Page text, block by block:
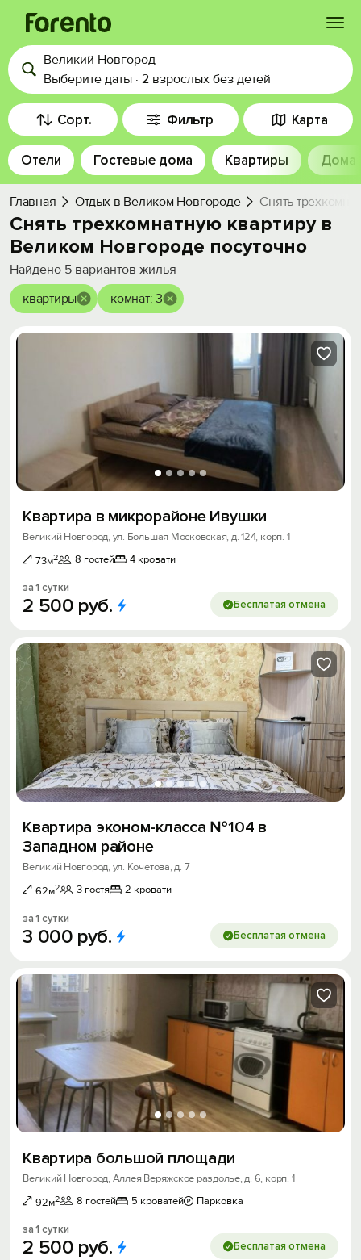
Войти
Избранное
История просмотра
Добавить свой объект
Великий Новгород
Выберите даты · 2 взрослых без детей
Сорт. Фильтр Карта
Отели Гостевые дома Квартиры Дома
Главная Отдых в Великом Новгороде Снять
Снять трехкомнатную квартиру в
Великом Новгороде посуточно
Найдено 5 вариантов жилья
квартиры
комнат: 3
Квартира в микрорайоне Ивушки
Великий Новгород, ул. Большая Московская, д. 124, корп. 1
73м2 8 гостей 4 кровати
за 1 сутки
2 500 руб. Бесплатая отмена
Квартира эконом-класса №104 в
Западном районе
Великий Новгород, ул. Кочетова, д. 7
62м2 3 гостя 2 кровати
за 1 сутки
3 000 руб. Бесплатая отмена
Квартира большой площади
Великий Новгород, Аллея Веряжское раздолье, д. 6, корп. 1
92м2 8 гостей 5 кроватей Парковка
за 1 сутки
2 500 руб. Бесплатая отмена